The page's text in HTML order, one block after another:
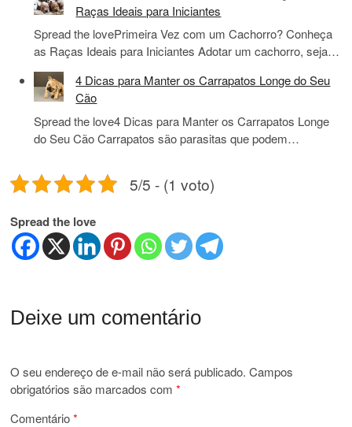
Raças Ideais para Iniciantes
Spread the lovePrimeira Vez com um Cachorro? Conheça
as Raças Ideais para Iniciantes Adotar um cachorro, seja…
4 Dicas para Manter os Carrapatos Longe do Seu
Cão
Spread the love4 Dicas para Manter os Carrapatos Longe
do Seu Cão Carrapatos são parasitas que podem…
5/5 - (1 voto)
Spread the love
Deixe um comentário
O seu endereço de e-mail não será publicado. Campos
obrigatórios são marcados com*
Comentário*